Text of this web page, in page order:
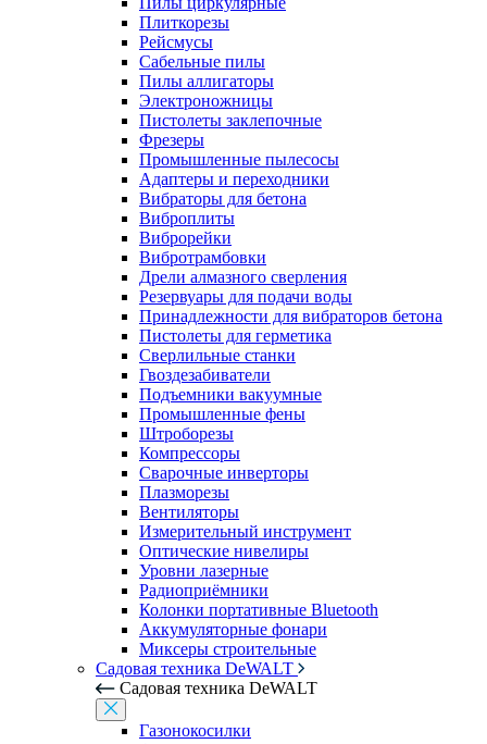
Плиткорезы
Рейсмусы
Сабельные пилы
Пилы аллигаторы
Электроножницы
Пистолеты заклепочные
Фрезеры
Промышленные пылесосы
Адаптеры и переходники
Вибраторы для бетона
Виброплиты
Виброрейки
Вибротрамбовки
Дрели алмазного сверления
Резервуары для подачи воды
Принадлежности для вибраторов бетона
Пистолеты для герметика
Сверлильные станки
Гвоздезабиватели
Подъемники вакуумные
Промышленные фены
Штроборезы
Компрессоры
Сварочные инверторы
Плазморезы
Вентиляторы
Измерительный инструмент
Оптические нивелиры
Уровни лазерные
Радиоприёмники
Колонки портативные Bluetooth
Аккумуляторные фонари
Миксеры строительные
Садовая техника DeWALT
Садовая техника DeWALT
Газонокосилки